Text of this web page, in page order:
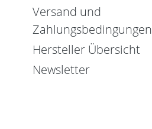
Versand und
Zahlungsbedingungen
Hersteller Übersicht
Newsletter